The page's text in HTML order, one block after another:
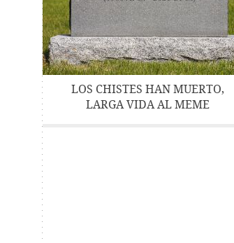
LOS CHISTES HAN MUERTO,
LARGA VIDA AL MEME